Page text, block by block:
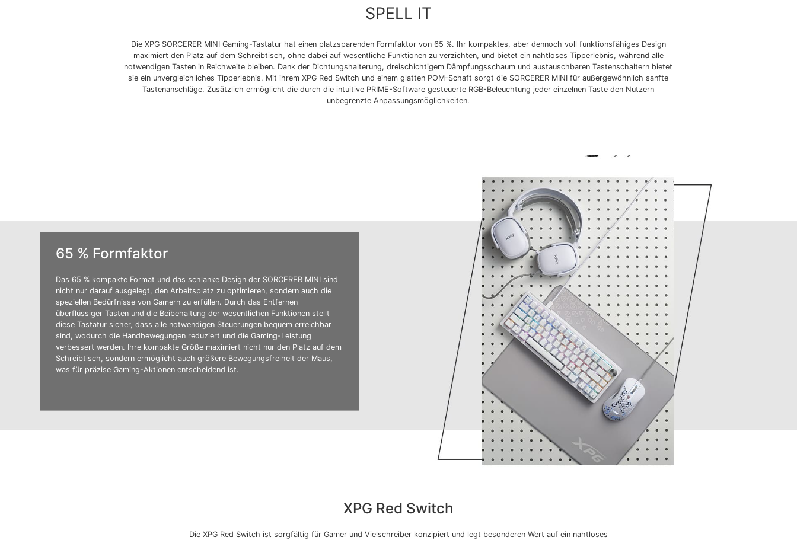
SPELL IT
Die XPG SORCERER MINI Gaming-Tastatur hat einen platzsparenden Formfaktor von 65 %. Ihr kompaktes, aber dennoch voll funktionsfähiges Design
maximiert den Platz auf dem Schreibtisch, ohne dabei auf wesentliche Funktionen zu verzichten, und bietet ein nahtloses Tipperlebnis, während alle
notwendigen Tasten in Reichweite bleiben. Dank der Dichtungshalterung, dreischichtigem Dämpfungsschaum und austauschbaren Tastenschaltern bietet
sie ein unvergleichliches Tipperlebnis. Mit ihrem XPG Red Switch und einem glatten POM-Schaft sorgt die SORCERER MINI für außergewöhnlich sanfte
Tastenanschläge. Zusätzlich ermöglicht die durch die intuitive PRIME-Software gesteuerte RGB-Beleuchtung jeder einzelnen Taste den Nutzern
unbegrenzte Anpassungsmöglichkeiten.
65 % Formfaktor
Das 65 % kompakte Format und das schlanke Design der SORCERER MINI sind
nicht nur darauf ausgelegt, den Arbeitsplatz zu optimieren, sondern auch die
speziellen Bedürfnisse von Gamern zu erfüllen. Durch das Entfernen
überflüssiger Tasten und die Beibehaltung der wesentlichen Funktionen stellt
diese Tastatur sicher, dass alle notwendigen Steuerungen bequem erreichbar
sind, wodurch die Handbewegungen reduziert und die Gaming-Leistung
verbessert werden. Ihre kompakte Größe maximiert nicht nur den Platz auf dem
Schreibtisch, sondern ermöglicht auch größere Bewegungsfreiheit der Maus,
was für präzise Gaming-Aktionen entscheidend ist.
XPG Red Switch
Die XPG Red Switch ist sorgfältig für Gamer und Vielschreiber konzipiert und legt besonderen Wert auf ein nahtloses